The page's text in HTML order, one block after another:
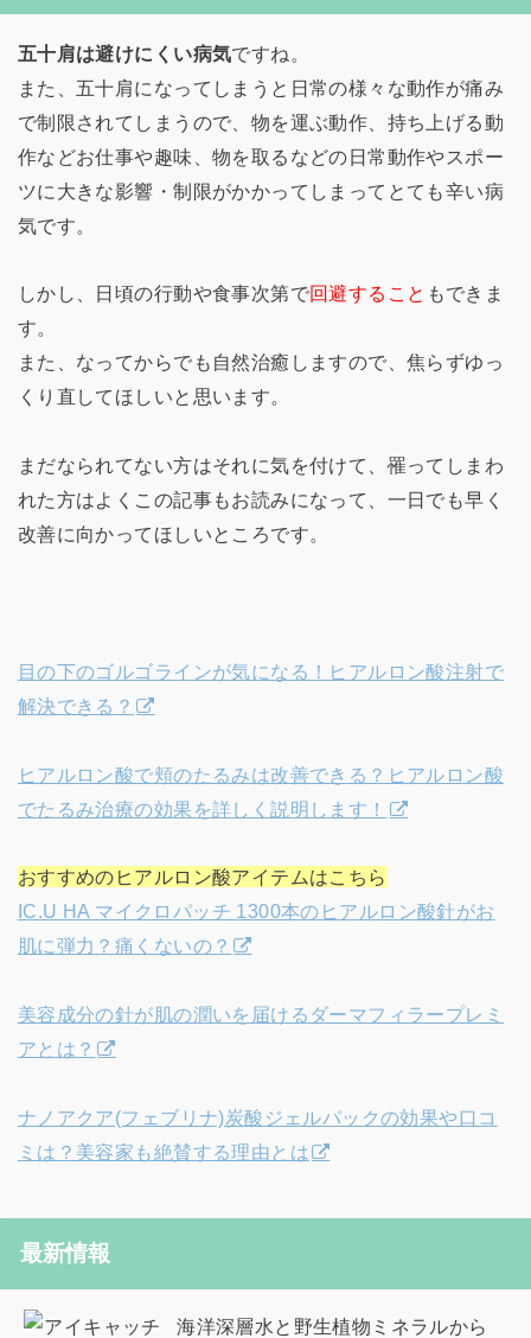
五十肩は避けにくい病気ですね。
また、五十肩になってしまうと日常の様々な動作が痛み
で制限されてしまうので、物を運ぶ動作、持ち上げる動
作などお仕事や趣味、物を取るなどの日常動作やスポー
ツに大きな影響・制限がかかってしまってとても辛い病
気です。
しかし、日頃の行動や食事次第で回避すること もできま
す。
また、なってからでも自然治癒しますので、焦らずゆっ
くり直してほしいと思います。
まだなられてない方はそれに気を付けて、罹ってしまわ
れた方はよくこの記事もお読みになって、一日でも早く
改善に向かってほしいところです。
目の下のゴルゴラインが気になる！ヒアルロン酸注射で
解決できる？
ヒアルロン酸で頬のたるみは改善できる？ヒアルロン酸
でたるみ治療の効果を詳しく説明します！
おすすめのヒアルロン酸アイテムはこちら
IC.U HA マイクロパッチ 1300本のヒアルロン酸針がお
肌に弾力？痛くないの？
美容成分の針が肌の潤いを届けるダーマフィラープレミ
アとは？
ナノアクア(フェブリナ)炭酸ジェルパックの効果や口コ
ミは？美容家も絶賛する理由とは
最新情報
海洋深層水と野生植物ミネラルから